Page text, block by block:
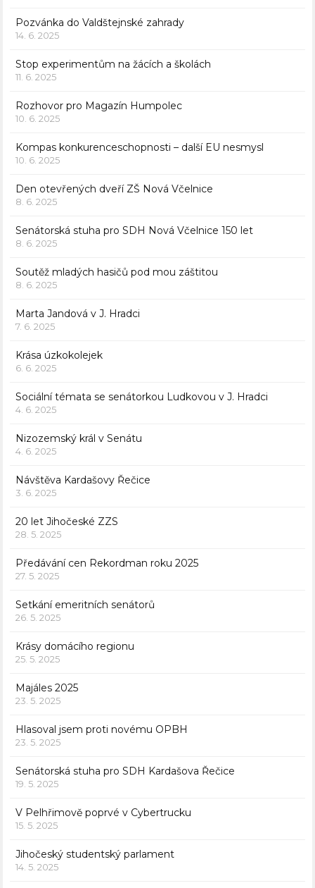
Pozvánka do Valdštejnské zahrady
14. 6. 2025
Stop experimentům na žácích a školách
11. 6. 2025
Rozhovor pro Magazín Humpolec
10. 6. 2025
Kompas konkurenceschopnosti – další EU nesmysl
10. 6. 2025
Den otevřených dveří ZŠ Nová Včelnice
8. 6. 2025
Senátorská stuha pro SDH Nová Včelnice 150 let
8. 6. 2025
Soutěž mladých hasičů pod mou záštitou
8. 6. 2025
Marta Jandová v J. Hradci
7. 6. 2025
Krása úzkokolejek
6. 6. 2025
Sociální témata se senátorkou Ludkovou v J. Hradci
4. 6. 2025
Nizozemský král v Senátu
4. 6. 2025
Návštěva Kardašovy Řečice
3. 6. 2025
20 let Jihočeské ZZS
28. 5. 2025
Předávání cen Rekordman roku 2025
27. 5. 2025
Setkání emeritních senátorů
26. 5. 2025
Krásy domácího regionu
25. 5. 2025
Majáles 2025
23. 5. 2025
Hlasoval jsem proti novému OPBH
23. 5. 2025
Senátorská stuha pro SDH Kardašova Řečice
19. 5. 2025
V Pelhřimově poprvé v Cybertrucku
15. 5. 2025
Jihočeský studentský parlament
14. 5. 2025